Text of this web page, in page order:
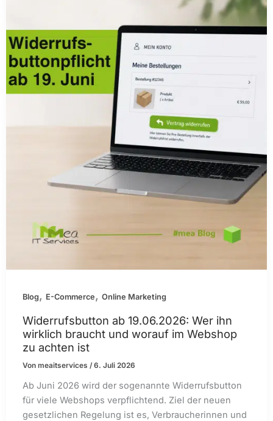
Blog, E-Commerce,Online Marketing
Widerrufsbutton ab 19.06.2026: Wer ihn
wirklich braucht und worauf im Webshop
zu achten ist
Vonmeaitservices/6. Juli 2026
Ab Juni 2026 wird der sogenannte Widerrufsbutton
für viele Webshops verpflichtend. Ziel der neuen
gesetzlichen Regelung ist es, Verbraucherinnen und